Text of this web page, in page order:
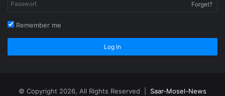
Forget?
Remember me
Log In
© Copyright 2026, All Rights Reserved | Saar-Mosel-News